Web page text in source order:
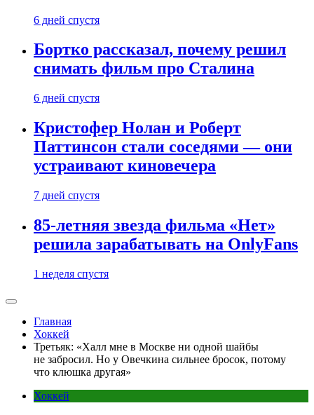
6 дней спустя
Бортко рассказал, почему решил
снимать фильм про Сталина
6 дней спустя
Кристофер Нолан и Роберт
Паттинсон стали соседями — они
устраивают киновечера
7 дней спустя
85-летняя звезда фильма «Нет»
решила зарабатывать на OnlyFans
1 неделя спустя
Главная
Хоккей
Третьяк: «Халл мне в Москве ни одной шайбы
не забросил. Но у Овечкина сильнее бросок, потому
что клюшка другая»
Хоккей